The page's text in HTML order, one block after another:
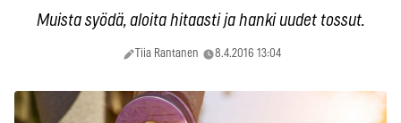
Muista syödä, aloita hitaasti ja hanki uudet tossut.
Tiia Rantanen 8.4.2016 13:04